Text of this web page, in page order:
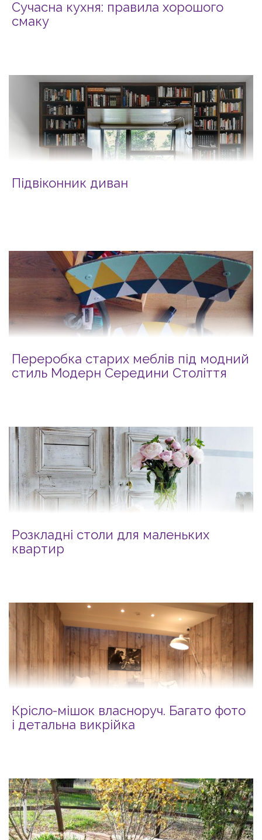
Сучасна кухня: правила хорошого
смаку
Підвіконник диван
Переробка старих меблів під модний
стиль Модерн Середини Століття
Розкладні столи для маленьких
квартир
Крісло-мішок власноруч. Багато фото
і детальна викрійка